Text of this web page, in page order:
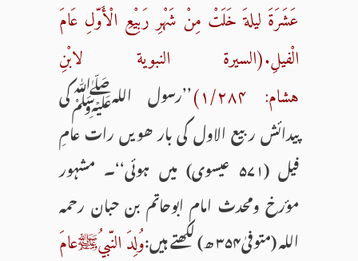
عَشَرَةَ لیلةَ خَلَتْ مِنْ شَهْرِ رَبِیْعِ الْأَوّلِ عَامَ
الْفیلِ.(السیرة النبویة لابْنِ
هشام: ۱/۲۸۴)
’’رسول اللہﷺکی
پیدائش ربیع الاول کی بار ھویں رات عامِ
فیل (۵۷۱ عیسوی) میں ہوئی‘‘۔ مشہور
مؤرخ ومحدث امام ابوحاتم بن حبان رحمہ
اللہ (متوفیٰ۳۵۴ ھ) لکھتے ہیں:
وُلِدَ النّبيُﷺعامَ